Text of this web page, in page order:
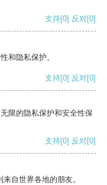
支持[0] 反对[0]
和隐私保护。
支持[0] 反对[0]
限的隐私保护和安全性保
支持[0] 反对[0]
自世界各地的朋友。